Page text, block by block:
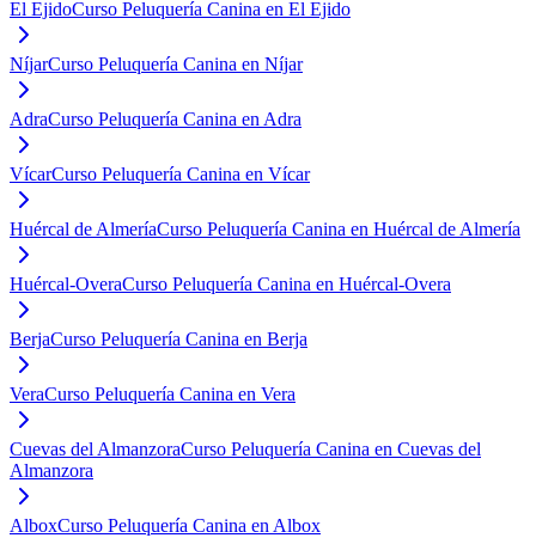
El EjidoCurso Peluquería Canina en El Ejido
NíjarCurso Peluquería Canina en Níjar
AdraCurso Peluquería Canina en Adra
VícarCurso Peluquería Canina en Vícar
Huércal de AlmeríaCurso Peluquería Canina en Huércal de Almería
Huércal-OveraCurso Peluquería Canina en Huércal-Overa
BerjaCurso Peluquería Canina en Berja
VeraCurso Peluquería Canina en Vera
Cuevas del AlmanzoraCurso Peluquería Canina en Cuevas del
Almanzora
AlboxCurso Peluquería Canina en Albox